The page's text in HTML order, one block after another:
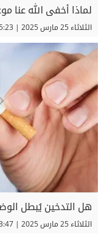
لماذا أخفى الله عنا
الثلاثاء 25 مارس 2025 | 05:23 صباحاً
هل التدخين يُبطل
الثلاثاء 25 مارس 2025 | 03:47 صباحاً